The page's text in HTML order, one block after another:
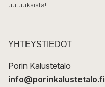
k
t
uutuuksista!
YHTEYSTIEDOT
Porin Kalustetalo
info@porinkalustetalo.fi